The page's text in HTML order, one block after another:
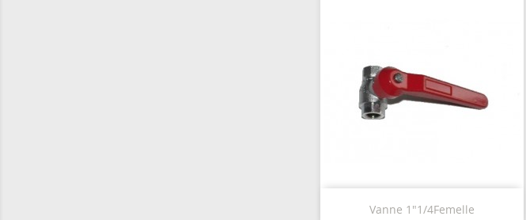
Vanne 1"1/4Femelle
